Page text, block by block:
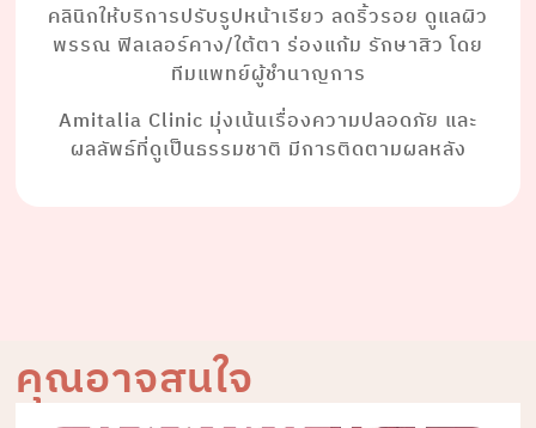
คลินิกให้บริการปรับรูปหน้าเรียว ลดริ้วรอย ดูแลผิว
พรรณ ฟิลเลอร์คาง/ใต้ตา ร่องแก้ม รักษาสิว โดย
ทีมแพทย์ผู้ชำนาญการ
Amitalia Clinic มุ่งเน้นเรื่องความปลอดภัย และ
ผลลัพธ์ที่ดูเป็นธรรมชาติ มีการติดตามผลหลัง
คุณอาจสนใจ